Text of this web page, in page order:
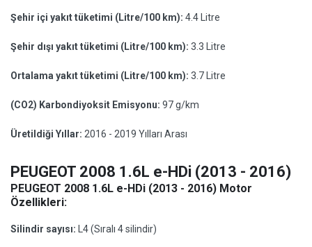
Şehir içi yakıt tüketimi (Litre/100 km): 4.4 Litre
Şehir dışı yakıt tüketimi (Litre/100 km): 3.3 Litre
Ortalama yakıt tüketimi (Litre/100 km): 3.7 Litre
(CO2) Karbondiyoksit Emisyonu: 97 g/km
Üretildiği Yıllar: 2016 - 2019 Yılları Arası
PEUGEOT 2008 1.6L e-HDi (2013 - 2016)
PEUGEOT 2008 1.6L e-HDi (2013 - 2016) Motor
Özellikleri:
Silindir sayısı: L4 (Sıralı 4 silindir)